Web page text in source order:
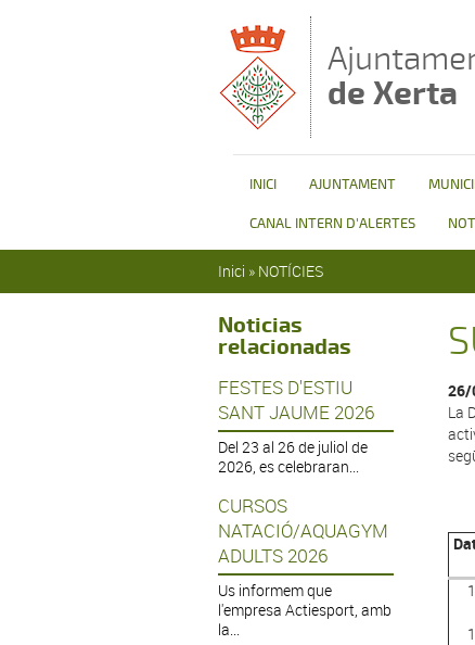
de Xerta
INICI AJUNTAMENT
CANAL INTERN D'ALERTES
Inici » NOTÍCIES
Noticias
relacionadas
FESTES D'ESTIU
SANT JAUME 2026
Del 23 al 26 de juliol de
2026, es celebraran...
CURSOS
NATACIÓ/AQUAGYM
ADULTS 2026
Us informem que
l'empresa Actiesport, amb
la...
26/
La